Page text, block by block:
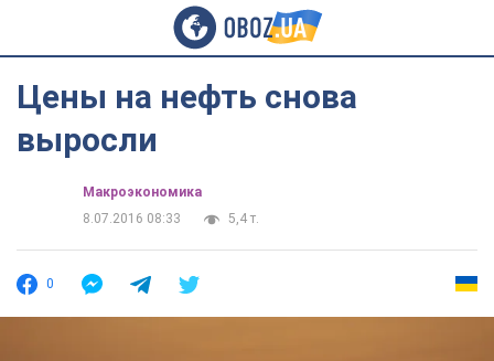
Цены на нефть снова
выросли
Mакроэкономика
8.07.2016 08:33
5,4 т.
0